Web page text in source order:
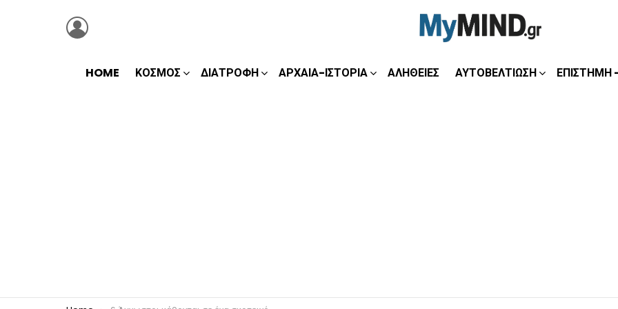
HOME ΚΌΣΜΟΣ ΔΙΑΤΡΟΦΉ ΑΡΧΑΊΑ-ΙΣΤΟΡΊΑ ΑΛΉΘΕΙΕΣ ΑΥΤΟΒΕΛΤΊΩΣΗ ΕΠΙΣΤΉΜΗ